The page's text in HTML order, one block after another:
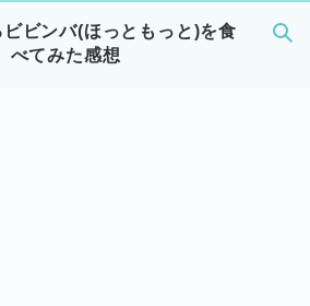
ビンバ(ほっともっと)を食
べてみた感想